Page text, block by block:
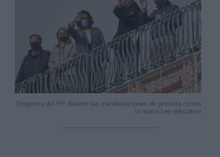
Dirigentes del PP durante las manifestaciones de protesta contra
la nueva Ley educativa